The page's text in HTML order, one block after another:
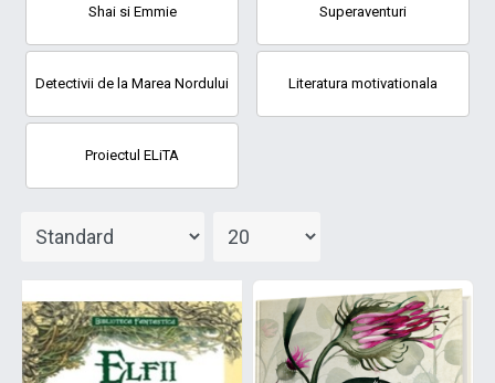
Shai si Emmie Superaventuri
Detectivii de la Marea Nordului Literatura motivationala
Proiectul ELiTA